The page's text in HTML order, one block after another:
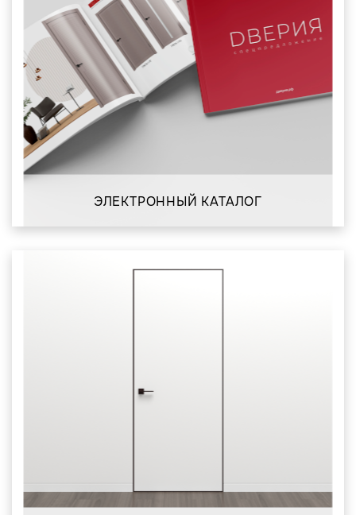
ЭЛЕКТРОННЫЙ КАТАЛОГ